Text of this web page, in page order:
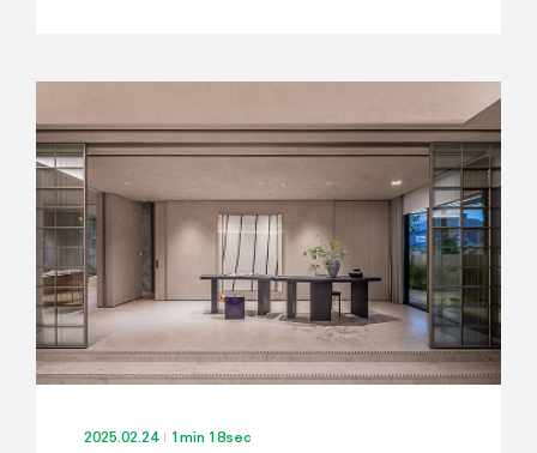
2025.02.24 1min 18sec